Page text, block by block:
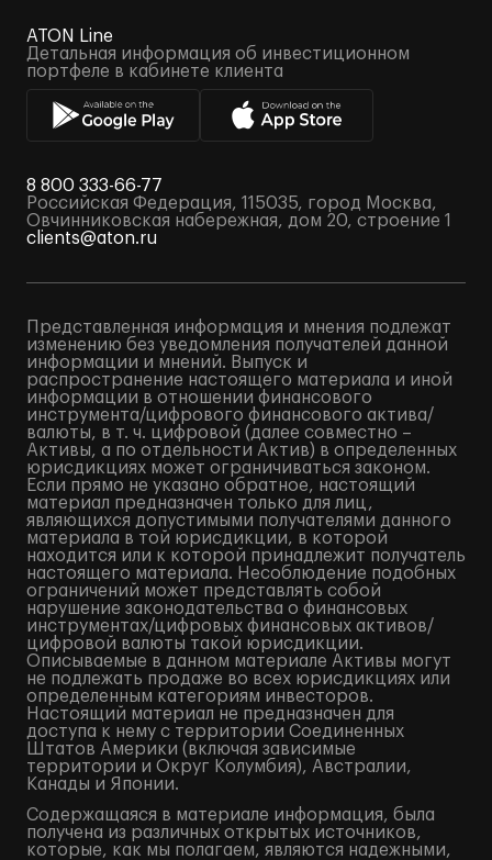
ATON Line
Детальная информация об инвестиционном
портфеле в кабинете клиента
8 800 333-66-77
Российская Федерация, 115035, город Москва,
Овчинниковская набережная, дом 20, строение 1
clients@aton.ru
Представленная информация и мнения подлежат
изменению без уведомления получателей данной
информации и мнений. Выпуск и
распространение настоящего материала и иной
информации в отношении финансового
инструмента/цифрового финансового актива/
валюты, в т. ч. цифровой (далее совместно –
Активы, а по отдельности Актив) в определенных
юрисдикциях может ограничиваться законом.
Если прямо не указано обратное, настоящий
материал предназначен только для лиц,
являющихся допустимыми получателями данного
материала в той юрисдикции, в которой
находится или к которой принадлежит получатель
настоящего материала. Несоблюдение подобных
ограничений может представлять собой
нарушение законодательства о финансовых
инструментах/цифровых финансовых активов/
цифровой валюты такой юрисдикции.
Описываемые в данном материале Активы могут
не подлежать продаже во всех юрисдикциях или
определенным категориям инвесторов.
Настоящий материал не предназначен для
доступа к нему с территории Соединенных
Штатов Америки (включая зависимые
территории и Округ Колумбия), Австралии,
Канады и Японии.
Содержащаяся в материале информация, была
получена из различных открытых источников,
которые, как мы полагаем, являются надежными,